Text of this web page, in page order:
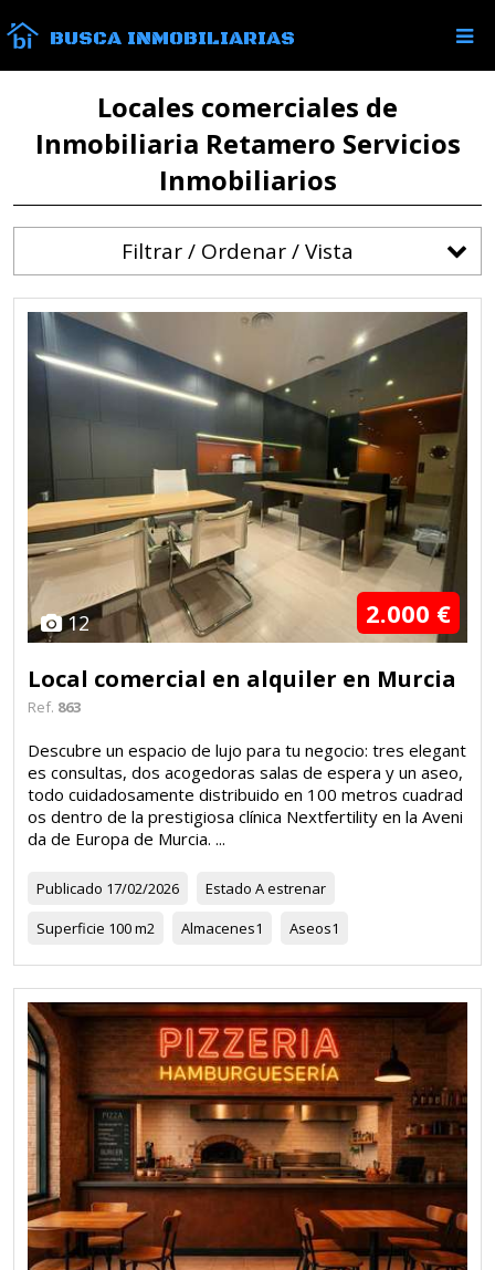
BUSCA INMOBILIARIAS
Locales comerciales de
Inmobiliaria Retamero Servicios
Inmobiliarios
Filtrar / Ordenar / Vista
12 2.000 €
Local comercial en alquiler en Murcia
Ref. 863
Descubre un espacio de lujo para tu negocio: tres elegant
es consultas, dos acogedoras salas de espera y un aseo,
todo cuidadosamente distribuido en 100 metros cuadrad
os dentro de la prestigiosa clínica Nextfertility en la Aveni
da de Europa de Murcia. ...
Publicado 17/02/2026 Estado A estrenar
Superficie 100 m2 Almacenes1 Aseos1